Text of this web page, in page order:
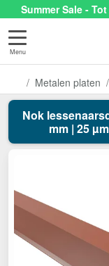
Summer Sale -
Menu
Metalen platen
Nok
mm | 25